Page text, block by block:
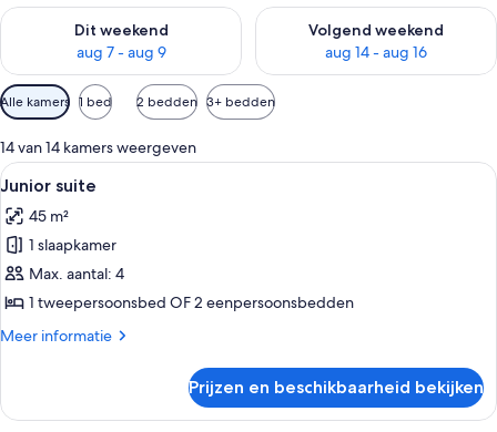
Dit weekend
aug 7 - aug 9
De beschikbaarheid controleren voor dit weekend aug 7 -
Volgend weekend
aug 14 - aug 16
De beschikbaarheid
Beschikbare
filters
voor
kamers
Alle kamers 1 bed 2 bedden 3+ bedden
14 van 14 kamers weergeven
Alle
foto's
voor
Junior
suite
laden
Hotelkamer met een zithoek, een
8
Junior suite
45 m²
1 slaapkamer
Max. aantal: 4
1 tweepersoonsbed OF 2 eenpersoonsbedden
Meer informatie
Meer
suite
Prijzen en beschikbaarheid bekijken